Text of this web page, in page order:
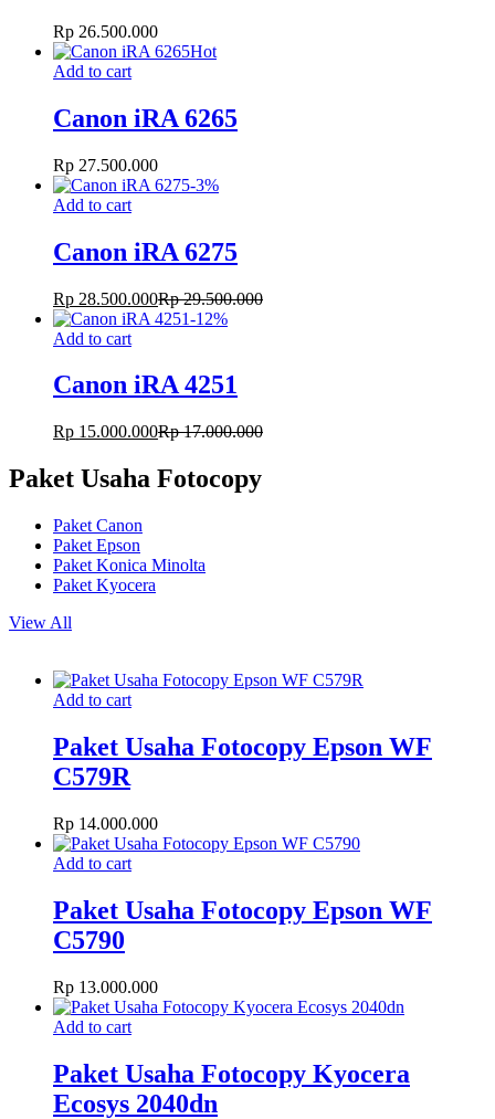
Rp 26.500.000
Hot
Add to cart
Canon iRA 6265
Rp 27.500.000
-3%
Add to cart
Canon iRA 6275
Rp 28.500.000Rp29.500.000
-12%
Add to cart
Canon iRA 4251
Rp 15.000.000Rp17.000.000
Paket Usaha Fotocopy
Paket Canon
Paket Epson
Paket Konica Minolta
Paket Kyocera
View All
Add to cart
Paket Usaha Fotocopy Epson WF
C579R
Rp 14.000.000
Add to cart
Paket Usaha Fotocopy Epson WF
C5790
Rp 13.000.000
Add to cart
Paket Usaha Fotocopy Kyocera
Ecosys 2040dn